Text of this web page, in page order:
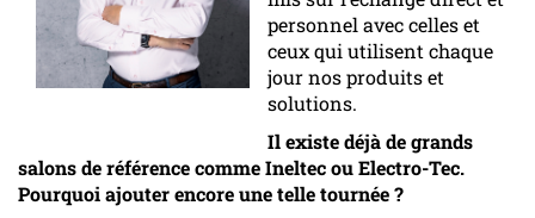
personnel avec celles et
ceux qui utilisent chaque
jour nos produits et
solutions.
Il existe déjà de grands
salons de référence comme Ineltec ou Electro-Tec.
Pourquoi ajouter encore une telle tournée ?